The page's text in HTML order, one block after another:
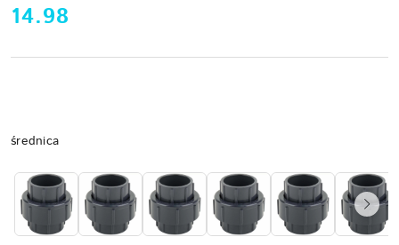
cena:
14.98
Wariant
średnica